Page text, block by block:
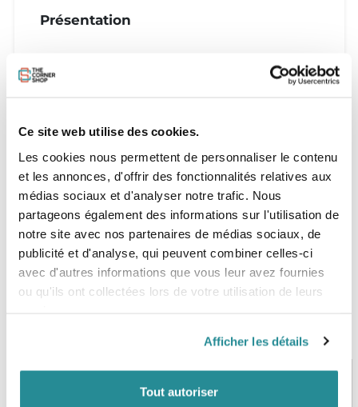
Ce site web utilise des cookies.
Les cookies nous permettent de personnaliser le contenu
et les annonces, d'offrir des fonctionnalités relatives aux
médias sociaux et d'analyser notre trafic. Nous
partageons également des informations sur l'utilisation de
notre site avec nos partenaires de médias sociaux, de
publicité et d'analyse, qui peuvent combiner celles-ci
avec d'autres informations que vous leur avez fournies
ou qu'ils ont collectées lors de votre utilisation de leurs
Afficher les détails
Tout autoriser
Présentation
Caractéristiques